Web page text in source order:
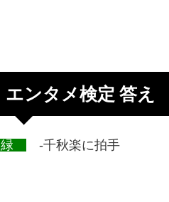
エンタメ検定 答え
緑 -千秋楽に拍手